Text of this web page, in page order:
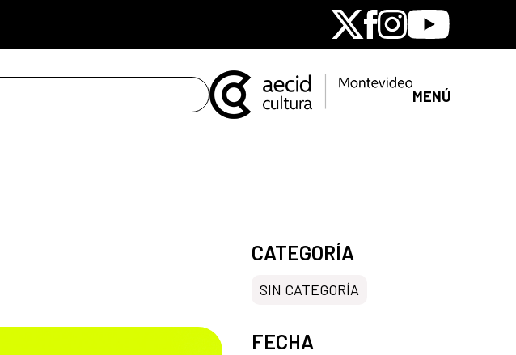
X Facebook
Instagram
Youtube
MENÚ
CATEGORÍA
SIN CATEGORÍA
FECHA